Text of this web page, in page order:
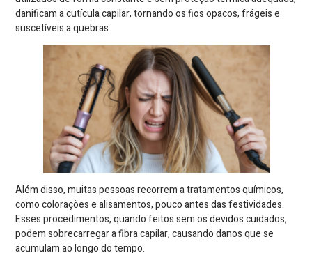
danificam a cutícula capilar, tornando os fios opacos, frágeis e
suscetíveis a quebras.
Além disso, muitas pessoas recorrem a tratamentos químicos,
como colorações e alisamentos, pouco antes das festividades.
Esses procedimentos, quando feitos sem os devidos cuidados,
podem sobrecarregar a fibra capilar, causando danos que se
acumulam ao longo do tempo.